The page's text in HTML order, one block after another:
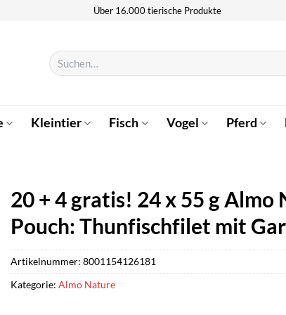
Über 16.000 tierische Produkte
Suchen
nach:
Kleintier Fisch Vogel Pferd
20 + 4 gratis! 24 x 55 g Almo
Pouch: Thunfischfilet mit
Artikelnummer: 8001154126181
Kategorie: Almo Nature